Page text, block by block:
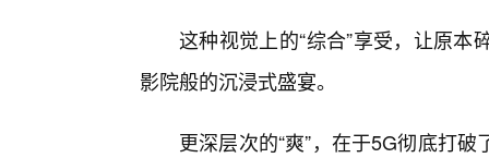
这种视觉上的“综合”享受，让原
影院般的沉浸式盛宴。
更深层次的“爽”，在于5G彻底打